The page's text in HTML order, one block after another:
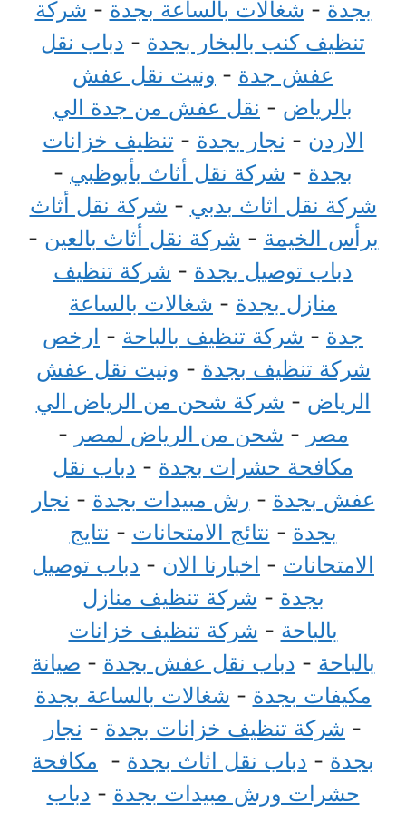
بجدة - شغالات بالساعة بجدة - شركة
تنظيف كنب بالبخار بجدة - دباب نقل
عفش جدة - ونيت نقل عفش
بالرياض - نقل عفش من جدة الي
الاردن - نجار بجدة - تنظيف خزانات
بجدة - شركة نقل أثاث بأبوظبي -
شركة نقل اثاث بدبي - شركة نقل أثاث
برأس الخيمة - شركة نقل أثاث بالعين -
دباب توصيل بجدة - شركة تنظيف
منازل بجدة - شغالات بالساعة
جدة - شركة تنظيف بالباحة - ارخص
شركة تنظيف بجدة - ونيت نقل عفش
الرياض - شركة شحن من الرياض الي
مصر - شحن من الرياض لمصر -
مكافحة حشرات بجدة - دباب نقل
عفش بجدة - رش مبيدات بجدة - نجار
بجدة - نتائج الامتحانات - نتايج
الامتحانات - اخبارنا الان - دباب توصيل
بجدة - شركة تنظيف منازل
بالباحة - شركة تنظيف خزانات
بالباحة - دباب نقل عفش بجدة - صيانة
مكيفات بجدة - شغالات بالساعة بجدة
- شركة تنظيف خزانات بجدة - نجار
بجدة - دباب نقل اثاث بجدة - مكافحة
حشرات ورش مبيدات بجدة - دباب